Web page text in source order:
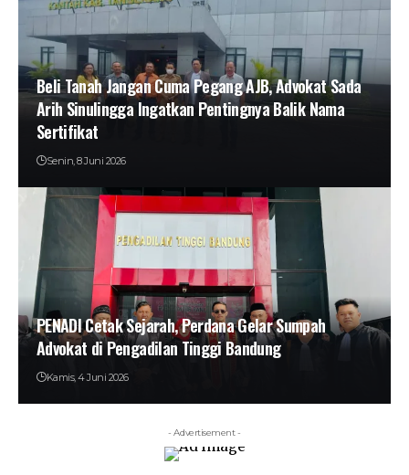
Beli Tanah Jangan Cuma Pegang AJB, Advokat Sada
Arih Sinulingga Ingatkan Pentingnya Balik Nama
Sertifikat
Senin, 8 Juni 2026
PENADI Cetak Sejarah, Perdana Gelar Sumpah
Advokat di Pengadilan Tinggi Bandung
Kamis, 4 Juni 2026
- Advertisement -